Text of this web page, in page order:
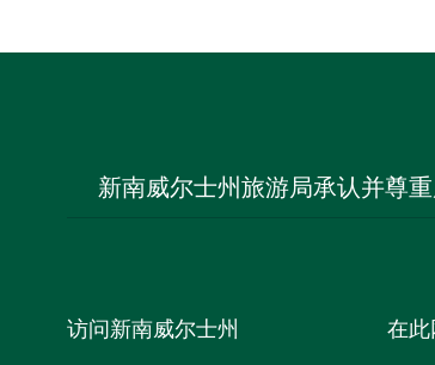
新南威尔士州旅游局承认并尊
访问新南威尔士州 在此